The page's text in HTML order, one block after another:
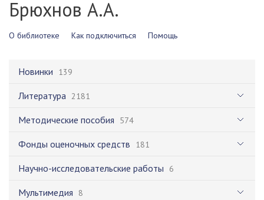
Брюхнов А.А.
О библиотеке Как подключиться Помощь
Новинки 139
Литература 2181
Методические пособия 574
Фонды оценочных средств 181
Научно-исследовательские работы 6
Мультимедия 8